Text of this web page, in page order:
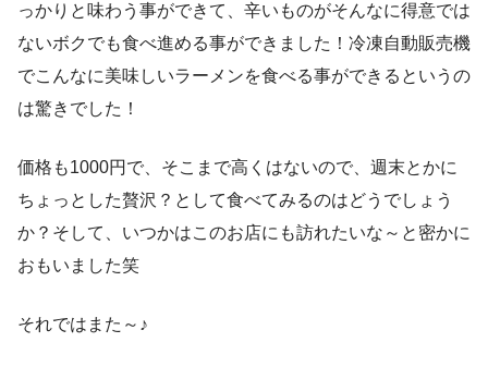
っかりと味わう事ができて、辛いものがそんなに得意では
ないボクでも食べ進める事ができました！冷凍自動販売機
でこんなに美味しいラーメンを食べる事ができるというの
は驚きでした！
価格も1000円で、そこまで高くはないので、週末とかに
ちょっとした贅沢？として食べてみるのはどうでしょう
か？そして、いつかはこのお店にも訪れたいな～と密かに
おもいました笑
それではまた～♪